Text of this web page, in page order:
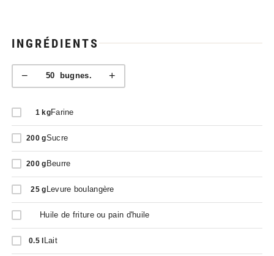
INGRÉDIENTS
− 50 bugnes. +
1 kgFarine
200 gSucre
200 g Beurre
25 g Levure boulangère
Huile de friture ou pain d'huile
0.5 l Lait